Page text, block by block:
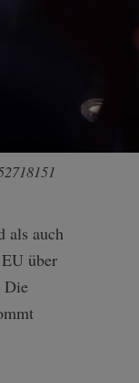
als auch
über
Die